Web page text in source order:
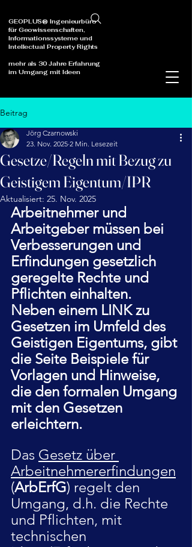
GEOPLUS® Ingenieurbüro
für Geowissenschaften,
Informationssysteme und
Intellectual Property Rights
mehr als 30 Jahre Erfahrung
im Umgang mit Ideen
Beitrag
Gesetze/Regeln mit Bezug zu
Geistigem Eigentum/IPR
Jörg Czarnowski
23. Nov. 2025 2 Min. Lesezeit
Aktualisiert: 25. Nov. 2025
Arbeitnehmer und
Arbeitgeber müssen bei
Verbesserungen und
Erfindungen gesetzlich
geregelte Rechte und
Pflichten einhalten.
Neben einem LINK zu
Gesetzen im Umfeld des
Geistigen Eigentums, gibt
die Seite Beispiele für
Vorlagen und Hinweise,
die den formalen Umgang
mit den Gesetzen
erleichtern.
Das Gesetz über
Arbeitnehmererfindungen
(ArbErfG) regelt den
Umgang, d.h. die Rechte
und Pflichten, mit
technischen